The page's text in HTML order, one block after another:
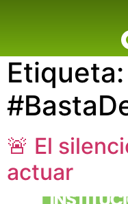
Etiqueta:
🚨 El
actuar